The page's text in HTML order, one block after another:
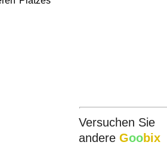
Versuchen Sie
andere Goobix